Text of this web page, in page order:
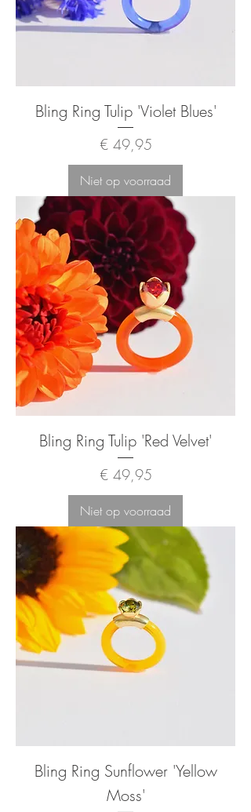
Bling Ring Tulip 'Violet Blues'
Prijs
€ 49,95
Niet op voorraad
Bling Ring Tulip 'Red Velvet'
Prijs
€ 49,95
Niet op voorraad
Bling Ring Sunflower 'Yellow
Moss'